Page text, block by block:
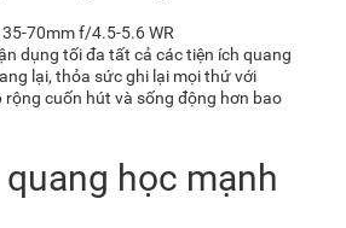
dụng tối đa tất cả các tiện ích quang
lại, thỏa sức ghi lại mọi thứ với
cuốn hút và sống động hơn bao
học mạnh